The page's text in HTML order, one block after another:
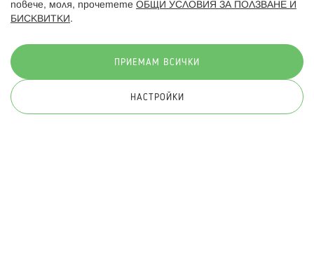
© 2026 Hippoland.net. Всички права запазени
повече, моля, прочетете ОБЩИ УСЛОВИЯ ЗА ПОЛЗВАНЕ И
БИСКВИТКИ .
ПРИЕМАМ ВСИЧКИ
НАСТРОЙКИ